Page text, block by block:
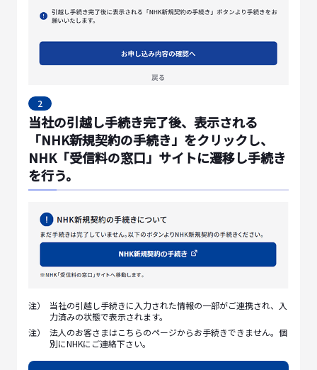
2
当社の引越し手続き完了後、表示される
「NHK新規契約の手続き」をクリックし、
NHK「受信料の窓口」サイトに遷移し手続き
を行う。
注）
当社の引越し手続きに入力された情報の一部がご連携され、入
力済みの状態で表示されます。
注）
法人のお客さまはこちらのページからお手続きできません。個
別にNHKにご連絡下さい。